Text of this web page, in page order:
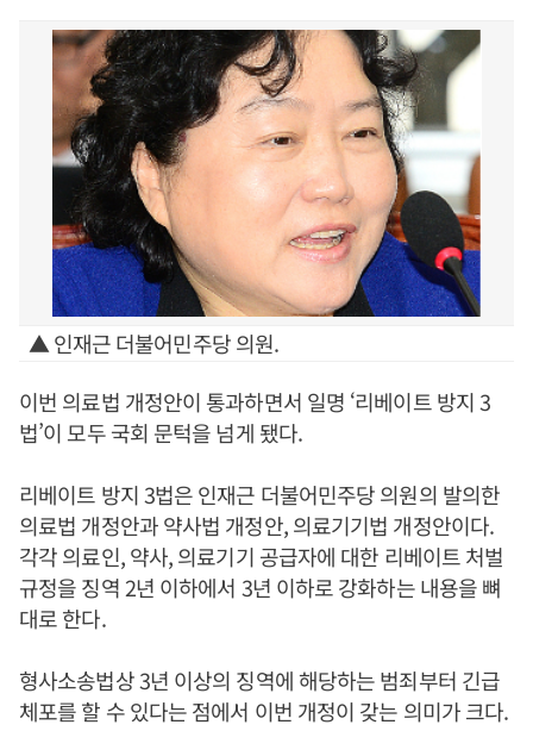
▲ 인재근 더불어민주당 의원.
이번 의료법 개정안이 통과하면서 일명 ‘리베이트 방지 3
법’이 모두 국회 문턱을 넘게 됐다.
리베이트 방지 3법은 인재근 더불어민주당 의원의 발의한
의료법 개정안과 약사법 개정안, 의료기기법 개정안이다.
각각 의료인, 약사, 의료기기 공급자에 대한 리베이트 처벌
규정을 징역 2년 이하에서 3년 이하로 강화하는 내용을 뼈
대로 한다.
형사소송법상 3년 이상의 징역에 해당하는 범죄부터 긴급
체포를 할 수 있다는 점에서 이번 개정이 갖는 의미가 크다.